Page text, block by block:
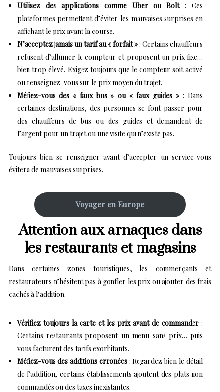
Utilisez des applications comme Uber ou Bolt: Ces
plateformes permettent d’éviter les mauvaises surprises en
affichant le prix avant la course.
N’acceptez jamais un tarif au « forfait » : Certains chauffeurs
refusent d’allumer le compteur et proposent un prix fixe…
bien trop élevé. Exigez toujours que le compteur soit activé
ou renseignez-vous sur le prix moyen du trajet.
Méfiez-vous des « faux bus » ou « faux guides »: Dans
certaines destinations, des personnes se font passer pour
des chauffeurs de bus ou des guides et demandent de
l’argent pour un trajet ou une visite qui n’existe pas.
Toujours bien se renseigner avant d’accepter un service vous
évitera de mauvaises surprises.
Voyager en Europe
Attention aux arnaques dans
les restaurants et magasins
Dans certaines zones touristiques, les commerçants et
restaurateurs n’hésitent pas à gonfler les prix ou ajouter des frais
cachés à l’addition.
Vérifiez toujours la carte et les prix avant de commander :
Certains restaurants proposent un menu sans prix… puis
vous facturent des tarifs exorbitants.
Méfiez-vous des additions erronées: Regardez bien le détail
de l’addition, certains établissements ajoutent des plats non
commandés ou des taxes inexistantes.